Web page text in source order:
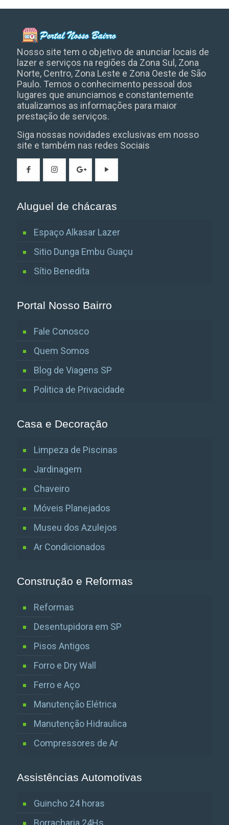
Nosso site tem o objetivo de anunciar locais de
lazer e serviços na regiões da Zona Sul, Zona
Norte, Centro, Zona Leste e Zona Oeste de São
Paulo. Temos o conhecimento pessoal dos
lugares que anunciamos e constantemente
atualizamos as informações para maior
prestação de serviços.
Siga nossas novidades exclusivas em nosso
site e também nas redes Sociais
Aluguel de chácaras
Espaço Alkasar Lazer
Sitio Dunga Embu Guaçu
Sítio Benedita
Portal Nosso Bairro
Fale Conosco
Quem Somos
Blog de Viagens SP
Politica de Privacidade
Casa e Decoração
Limpeza de Piscinas
Jardinagem
Chaveiro
Móveis Planejados
Museu dos Azulejos
Ar Condicionados
Construção e Reformas
Reformas
Desentupidora em SP
Pisos Antigos
Forro e Dry Wall
Ferro e Aço
Manutenção Elétrica
Manutenção Hidraulica
Compressores de Ar
Assistências Automotivas
Guincho 24 horas
Borracharia 24Hs